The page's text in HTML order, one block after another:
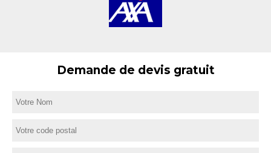
Demande de devis gratuit